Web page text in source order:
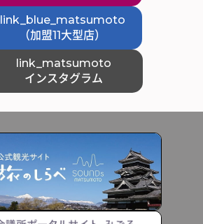
link_blue_matsumoto
（加盟11大型店）
link_matsumoto
インスタグラム